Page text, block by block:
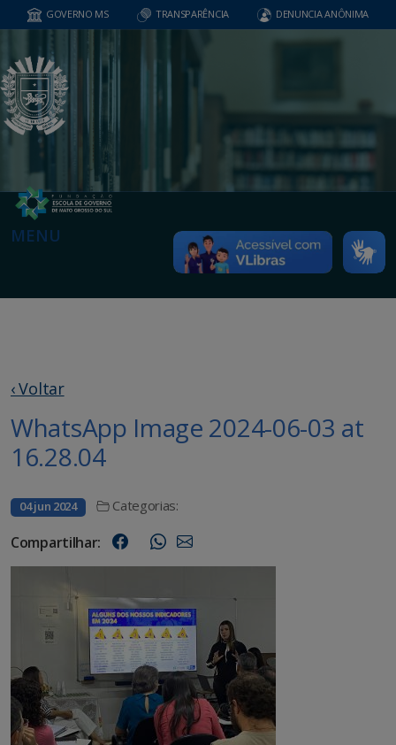
GOVERNO MS TRANSPARÊNCIA DENUNCIA ANÔNIMA
MENU
‹ Voltar
WhatsApp Image 2024-06-03 at
16.28.04
04 jun 2024 Categorias:
Compartilhar: